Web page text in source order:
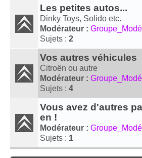
Les petites autos...
Dinky Toys, Solido etc.
Modérateur :
Sujets : 2
Vos autres véhicules
Citroën ou autre
Modérateur :
Sujets : 4
Vous avez d'autres
en !
Modérateur :
Sujets : 1